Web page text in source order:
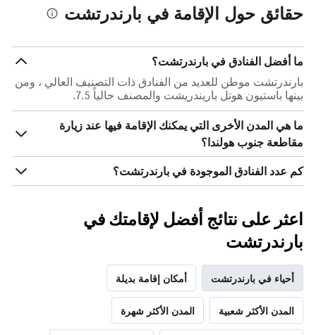
حقائق حول الإقامة في بارندرتشت
ما أفضل الفنادق في بارندرتشت؟
بارندرتشت موطن للعديد من الفنادق ذات التصنيف العالي ، ومن
بينها باستيون هوتل باريندريشت والمصنف حالياً 7.5.
ما هي المدن الأخرى التي يمكنك الإقامة فيها عند زيارة
مقاطعة جنوب هولندا؟
كم عدد الفنادق الموجودة في بارندرتشت؟
اعثر على نتائج أفضل لإقامتك في
بارندرتشت
أحياء في بارندرتشت أمكان إقامة بديلة
المدن الأكثر شعبية المدن الأكثر شهرة